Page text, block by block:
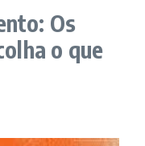
Os
o que